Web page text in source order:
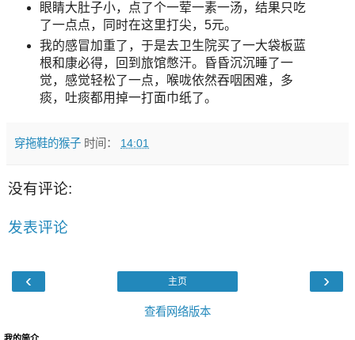
眼睛大肚子小，点了个一荤一素一汤，结果只吃
了一点点，同时在这里打尖，5元。
我的感冒加重了，于是去卫生院买了一大袋板蓝
根和康必得，回到旅馆憋汗。昏昏沉沉睡了一
觉，感觉轻松了一点，喉咙依然吞咽困难，多
痰，吐痰都用掉一打面巾纸了。
穿拖鞋的猴子 时间： 14:01
没有评论:
发表评论
‹ ›
主页
查看网络版本